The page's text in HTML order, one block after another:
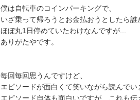
僕は自転車のコインパーキングで、
いざ乗って帰ろうとお金払おうとしたら
ほぼ丸1日停めていたわけなんですが...
ありがたやです。
毎回毎回思うんですけど、
エピソードが面白くて笑いながら読んでい
エピソード自体も面白いですが、これも伝